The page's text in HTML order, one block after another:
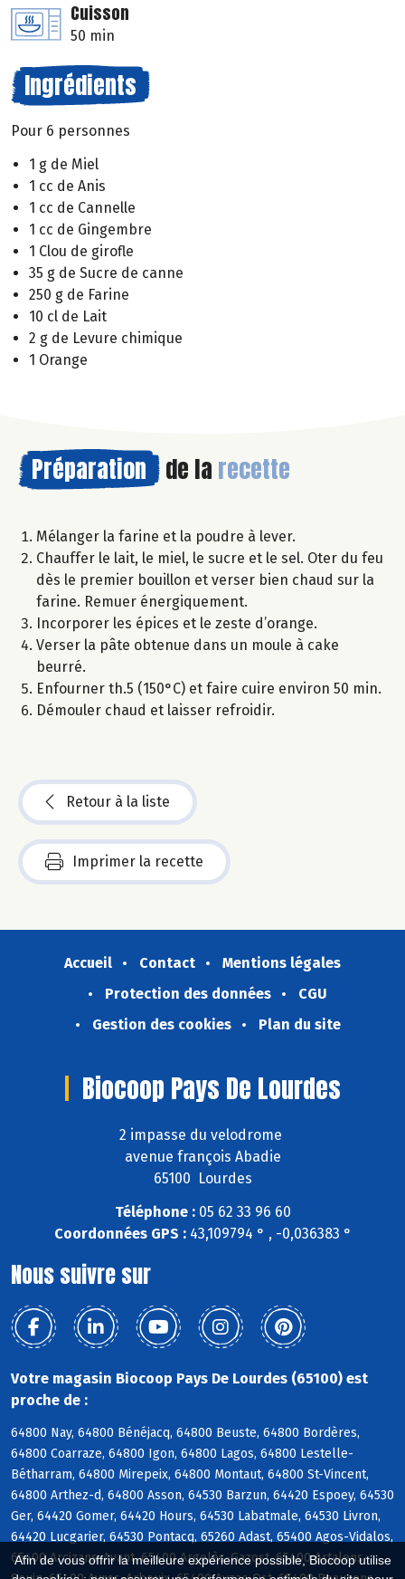
Afin de vous offrir la meilleure expérience possible, Biocoop utilise
Cuisson
50 min
Ingrédients
Pour 6 personnes
1 g de Miel
1 cc de Anis
1 cc de Cannelle
1 cc de Gingembre
1 Clou de girofle
35 g de Sucre de canne
250 g de Farine
10 cl de Lait
2 g de Levure chimique
1 Orange
Préparation de la recette
Mélanger la farine et la poudre à lever.
Chauffer le lait, le miel, le sucre et le sel. Oter du feu
dès le premier bouillon et verser bien chaud sur la
farine. Remuer énergiquement.
Incorporer les épices et le zeste d’orange.
Verser la pâte obtenue dans un moule à cake
beurré.
Enfourner th.5 (150°C) et faire cuire environ 50 min.
Démouler chaud et laisser refroidir.
Retour à la liste
Imprimer la recette
Accueil Contact
Mentions légales
Protection des données
CGU
Gestion des cookies
Plan du site
Biocoop Pays De Lourdes
2 impasse du velodrome
avenue françois Abadie
65100 Lourdes
Téléphone :05 62 33 96 60
Coordonnées GPS :43,109794 ° , -0,036383 °
Nous suivre sur
Votre magasin Biocoop Pays De Lourdes (65100) est
proche de :
64800 Nay, 64800 Bénéjacq, 64800 Beuste, 64800 Bordères,
64800 Coarraze, 64800 Igon, 64800 Lagos, 64800 Lestelle-
Bétharram, 64800 Mirepeix, 64800 Montaut, 64800 St-Vincent,
64800 Arthez-d, 64800 Asson, 64530 Barzun, 64420 Espoey, 64530
Ger, 64420 Gomer, 64420 Hours, 64530 Labatmale, 64530 Livron,
64420 Lucgarier, 64530 Pontacq, 65260 Adast, 65400 Agos-Vidalos,
65400 Arcizans-Avant, 65400 Argelès-Gazost, 65400 Artalens-